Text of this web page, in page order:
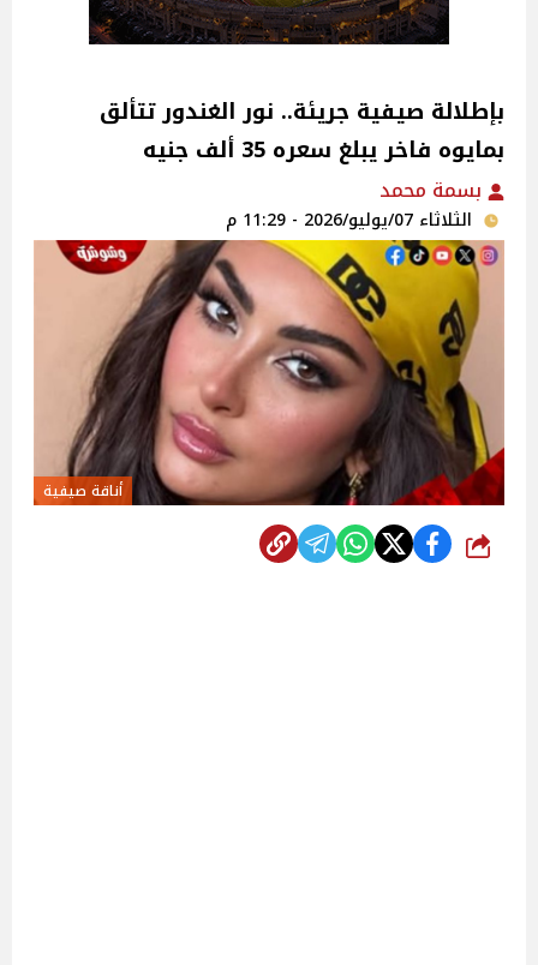
بإطلالة صيفية جريئة.. نور الغندور تتألق
بمايوه فاخر يبلغ سعره 35 ألف جنيه
بسمة محمد
الثلاثاء 07/يوليو/2026 - 11:29 م
أناقة صيفية
شارك